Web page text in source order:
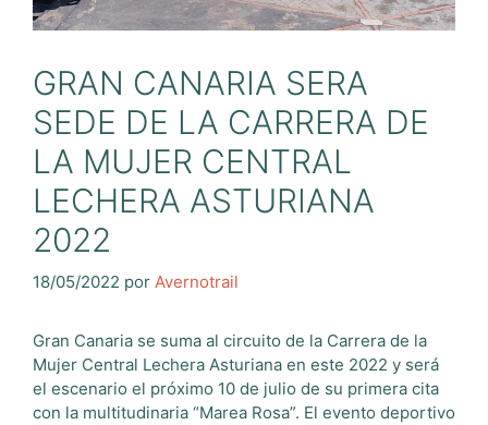
GRAN CANARIA SERA
SEDE DE LA CARRERA DE
LA MUJER CENTRAL
LECHERA ASTURIANA
2022
18/05/2022 por Avernotrail
Gran Canaria se suma al circuito de la Carrera de la
Mujer Central Lechera Asturiana en este 2022 y será
el escenario el próximo 10 de julio de su primera cita
con la multitudinaria “Marea Rosa”. El evento deportivo